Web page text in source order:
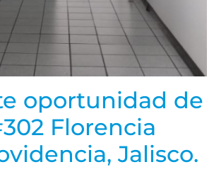
oportunidad de
Florencia
Jalisco.